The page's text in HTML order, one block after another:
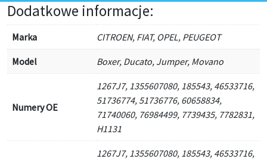
Dodatkowe informacje:
Marka CITROEN, FIAT, OPEL, PEUGEOT
Model Boxer, Ducato, Jumper, Movano
Numery OE
1267J7, 1355607080, 185543, 46533716,
51736774, 51736776, 60658834,
71740060, 76984499, 7739435, 7782831,
H1131
1267J7, 1355607080, 185543, 46533716,